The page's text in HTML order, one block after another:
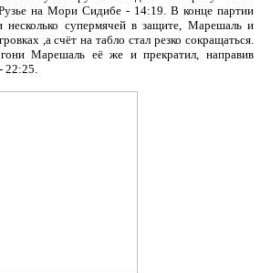
на Мори Сидибе - 14:19. В конце партии
несколько супермячей в защите, Марешаль и
,а счёт на табло стал резко сокращаться.
Марешаль её же и прекратил, направив
22:25.